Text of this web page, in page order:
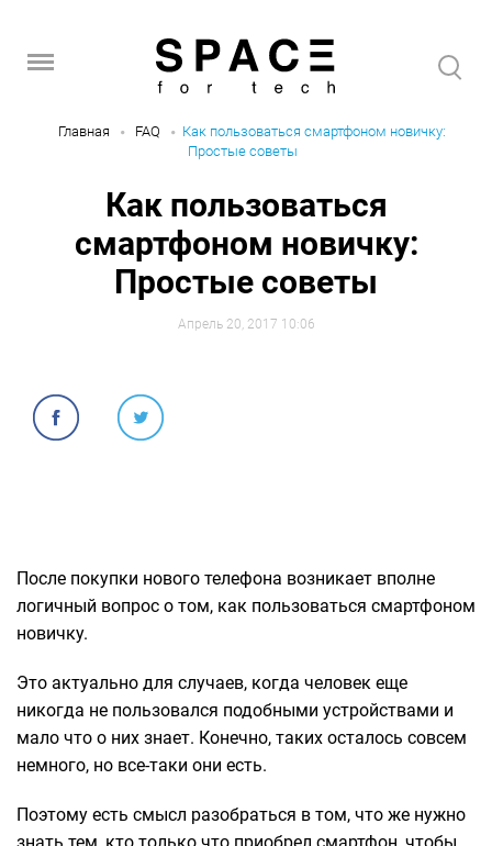
Главная FAQ
Как пользоваться смартфоном новичку:
Простые советы
Как пользоваться
смартфоном новичку:
Простые советы
Апрель 20, 2017 10:06
После покупки нового телефона возникает вполне
логичный вопрос о том, как пользоваться смартфоном
новичку.
Это актуально для случаев, когда человек еще
никогда не пользовался подобными устройствами и
мало что о них знает. Конечно, таких осталось совсем
немного, но все-таки они есть.
Поэтому есть смысл разобраться в том, что же нужно